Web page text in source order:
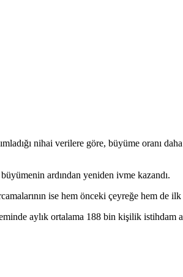
nihai verilere göre, büyüme oranı
ardından yeniden ivme kazandı.
ise hem önceki çeyreğe hem de
aylık ortalama 188 bin kişilik istihdam